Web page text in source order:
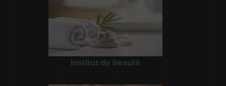
Institut de beauté